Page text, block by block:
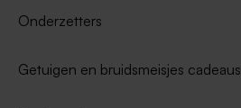
Onderzetters
Getuigen en bruidsmeisjes cadeaus